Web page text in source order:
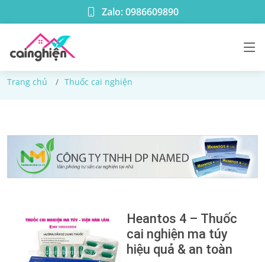
Zalo: 0986609890
Thuốc cai nghiện
Trang chủ Thuốc cai nghiện
Heantos 4 – Thuốc
cai nghiện ma túy
hiệu quả & an toàn